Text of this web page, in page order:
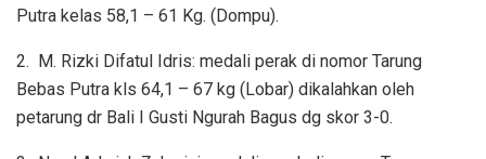
Putra kelas 58,1 – 61 Kg. (Dompu).
2. M. Rizki Difatul Idris: medali perak di nomor Tarung
Bebas Putra kls 64,1 – 67 kg (Lobar) dikalahkan oleh
petarung dr Bali I Gusti Ngurah Bagus dg skor 3-0.